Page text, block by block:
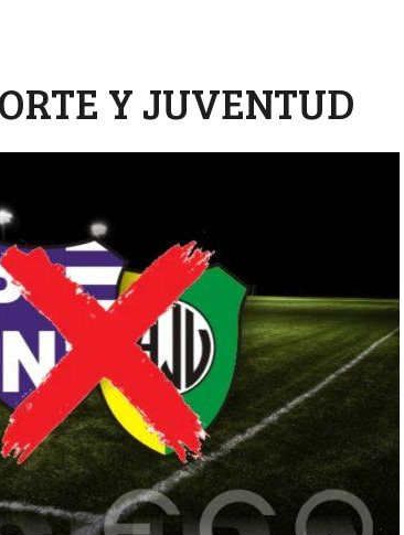
EL PASE A “SEMIS”
Y CANALLAS Y JUVENTUD